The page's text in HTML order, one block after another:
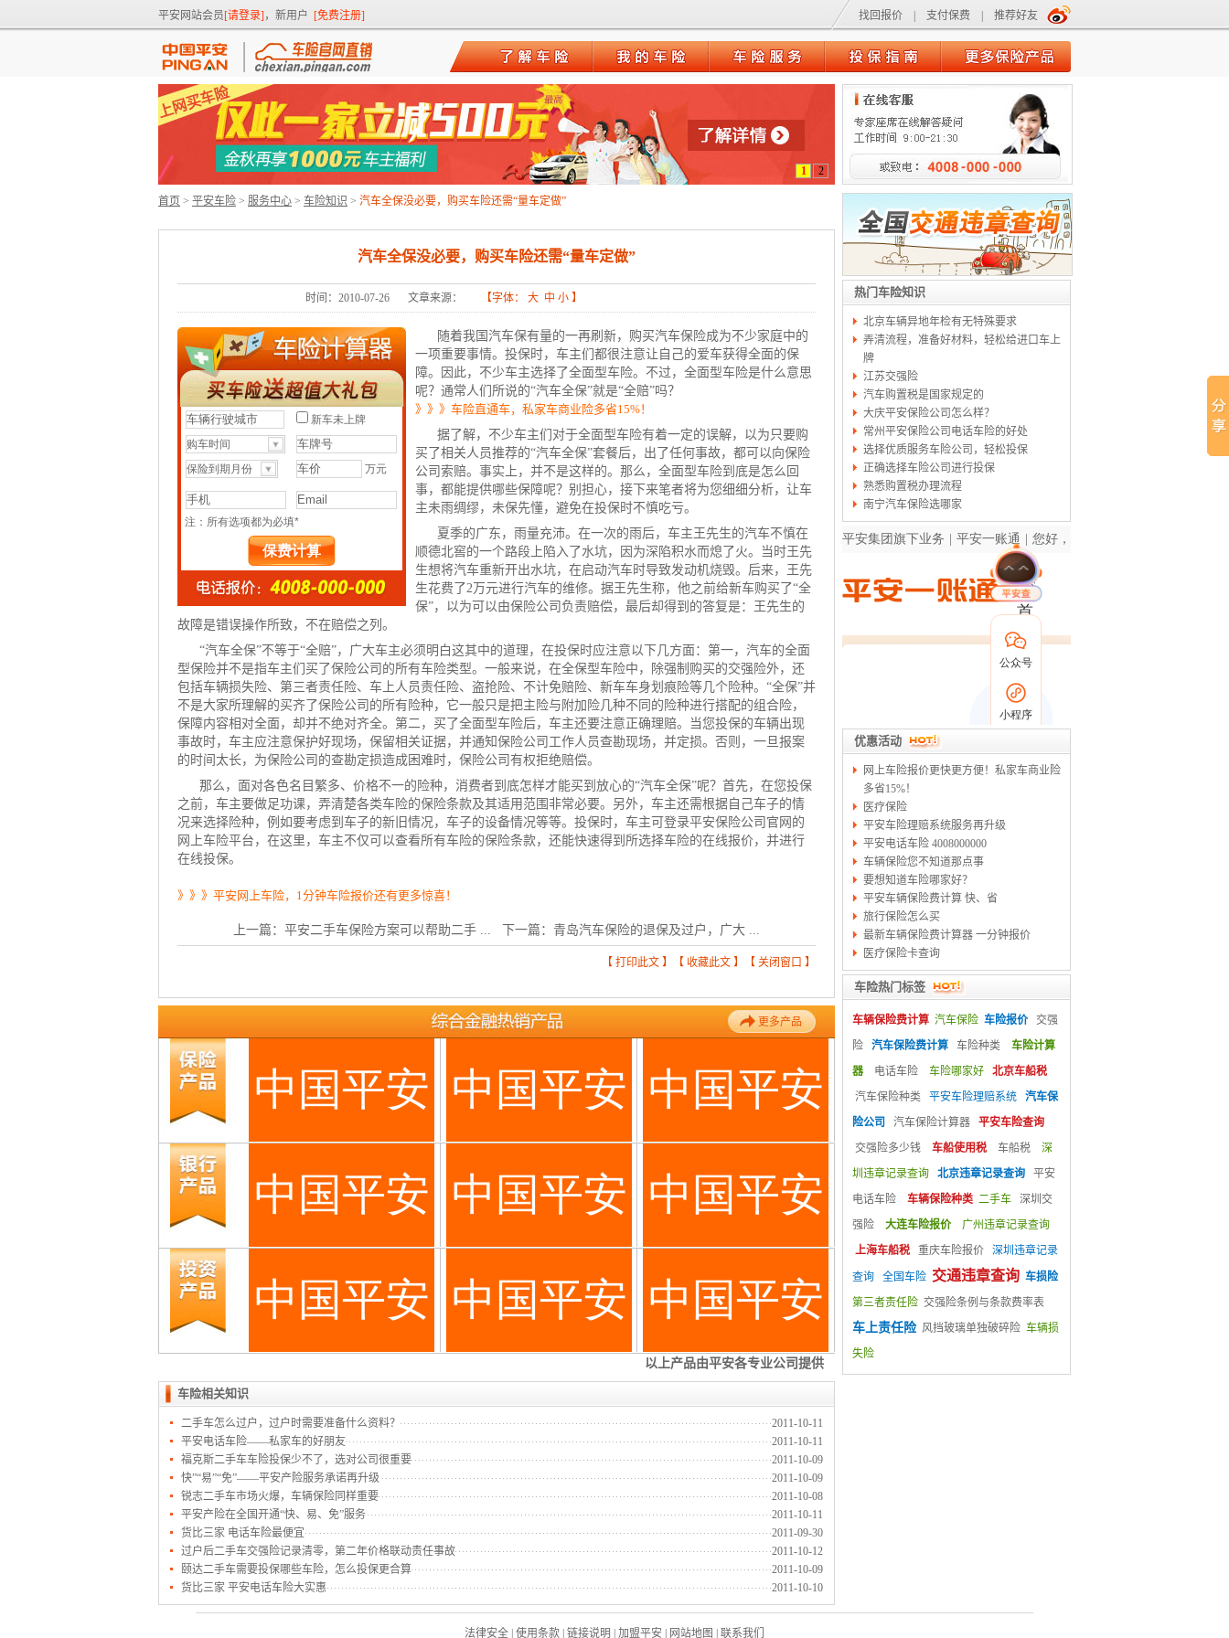
平安网站会员[请登录] ，新用户 [免费注册] 找回报价 支付保费 推荐好友
热门车险知识
北京车辆异地年检有无特殊要求
弄清流程，准备好材料，轻松给进口车上
牌
江苏交强险
汽车购置税是国家规定的
大庆平安保险公司怎么样？
常州平安保险公司电话车险的好处
选择优质服务车险公司，轻松投保
正确选择车险公司进行投保
熟悉购置税办理流程
南宁汽车保险选哪家
优惠活动
网上车险报价更快更方便！私家车商业险
多省15%！
医疗保险
平安车险理赔系统服务再升级
平安电话车险 4008000000
车辆保险您不知道那点事
要想知道车险哪家好？
平安车辆保险费计算 快、省
旅行保险怎么买
最新车辆保险费计算器 一分钟报价
医疗保险卡查询
车险热门标签
车辆保险费计算 汽车保险 车险报价
交强
险
汽车保险费计算 车险种类
车险计算
器
电话车险 车险哪家好
北京车船税
汽车保险种类
平安车险理赔系统
汽车保
险公司
汽车保险计算器
平安车险查询
交强险多少钱
车船使用税 车船税
深
圳违章记录查询
北京违章记录查询
平安
电话车险
车辆保险种类 二手车
深圳交
强险
大连车险报价
广州违章记录查询
上海车船税
重庆车险报价 深圳违章记录
查询 全国车险 交通违章查询 车损险
第三者责任险 交强险条例与条款费率表
车上责任险 风挡玻璃单独破碎险 车辆损
失险
1 2
首页 > 平安车险 > 服务中心 > 车险知识 > 汽车全保没必要，购买车险还需“量车定做”
汽车全保没必要，购买车险还需“量车定做”
时间：2010-07-26 文章来源： 【字体： 大 中 小 】
随着我国汽车保有量的一再刷新，购买汽车保险成为不少家庭中的
一项重要事情。投保时，车主们都很注意让自己的爱车获得全面的保
障。因此，不少车主选择了全面型车险。不过，全面型车险是什么意思
呢？通常人们所说的“汽车全保”就是“全赔”吗？
》》》车险直通车，私家车商业险多省15%！
据了解，不少车主们对于全面型车险有着一定的误解，以为只要购
买了相关人员推荐的“汽车全保”套餐后，出了任何事故，都可以向保险
公司索赔。事实上，并不是这样的。那么，全面型车险到底是怎么回
事，都能提供哪些保障呢？别担心，接下来笔者将为您细细分析，让车
主未雨绸缪，未保先懂，避免在投保时不慎吃亏。
夏季的广东，雨量充沛。在一次的雨后，车主王先生的汽车不慎在
顺德北窖的一个路段上陷入了水坑，因为深陷积水而熄了火。当时王先
生想将汽车重新开出水坑，在启动汽车时导致发动机烧毁。后来，王先
生花费了2万元进行汽车的维修。据王先生称，他之前给新车购买了“全
保”，以为可以由保险公司负责赔偿，最后却得到的答复是：王先生的
故障是错误操作所致，不在赔偿之列。
“汽车全保”不等于“全赔”，广大车主必须明白这其中的道理，在投保时应注意以下几方面：第一，汽车的全面
型保险并不是指车主们买了保险公司的所有车险类型。一般来说，在全保型车险中，除强制购买的交强险外，还
包括车辆损失险、第三者责任险、车上人员责任险、 盗抢险、不计免赔险、新车车身划痕险等几个险种。“全保”并
不是大家所理解的买齐了保险公司的所有险种，它一般只是把主险与附加险几种不同的险种进行搭配的组合险，
保障内容相对全面，却并不绝对齐全。第二，买了全面型车险后，车主还要注意正确理赔。当您投保的车辆出现
事故时，车主应注意保护好现场，保留相关证据，并通知保险公司工作人员查勘现场，并定损。否则，一旦报案
的时间太长，为保险公司的查勘定损造成困难时，保险公司有权拒绝赔偿。
那么，面对各色名目繁多、价格不一的险种，消费者到底怎样才能买到放心的“汽车全保”呢？首先，在您投保
之前，车主要做足功课，弄清楚各类车险的保险条款及其适用范围非常必要。另外，车主还需根据自己车子的情
况来选择险种，例如要考虑到车子的新旧情况，车子的设备情况等等。投保时，车主可登录平安保险公司官网的
网上车险平台，在这里，车主不仅可以查看所有车险的保险条款，还能快速得到所选择车险的在线报价，并进行
在线投保。
》》》平安网上车险，1分钟车险报价还有更多惊喜！
上一篇： 平安二手车保险方案可以帮助二手 ... 下一篇： 青岛汽车保险的退保及过户，广大 ...
【 打印此文 】【 收藏此文 】【 关闭窗口 】
车险相关知识
二手车怎么过户，过户时需要准备什么资料？
2011-10-11
平安电话车险——私家车的好朋友
2011-10-11
福克斯二手车车险投保少不了，选对公司很重要
2011-10-09
快”“易”“免”——平安产险服务承诺再升级
2011-10-09
锐志二手车市场火爆，车辆保险同样重要
2011-10-08
平安产险在全国开通“快、易、免”服务
2011-10-11
货比三家 电话车险最便宜
2011-09-30
过户后二手车交强险记录清零，第二年价格联动责任事故
2011-10-12
颐达二手车需要投保哪些车险，怎么投保更合算
2011-10-09
货比三家 平安电话车险大实惠
2011-10-10
法律安全 使用条款 链接说明 加盟平安 网站地图 联系我们